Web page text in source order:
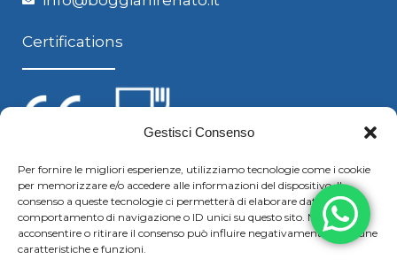
Gestisci Consenso
Per fornire le migliori esperienze, utilizziamo tecnologie come i cookie
per memorizzare e/o accedere alle informazioni del dispositivo. Il
consenso a queste tecnologie ci permetterà di elaborare dati come il
comportamento di navigazione o ID unici su questo sito. Non
acconsentire o ritirare il consenso può influire negativamente su alcune
caratteristiche e funzioni.
Certifications
Follow us